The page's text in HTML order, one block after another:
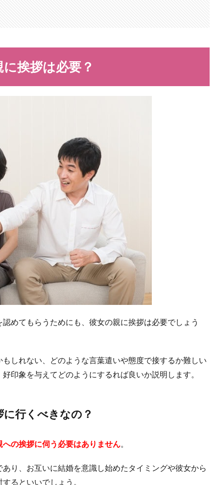
挨拶は必要？
めてもらうためにも、彼女の親に挨拶は必要でしょう
しれない、どのような言葉遣いや態度で接するか難しい
印象を与えてどのようにするれば良いか説明します。
行くべきなの？
の挨拶に伺う必要はありません。
り、お互いに結婚を意識し始めたタイミングや彼女から
るといいでしょう。